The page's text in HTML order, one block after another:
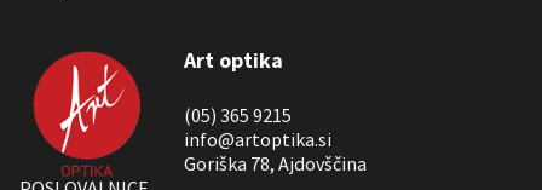
Art optika
(05) 365 9215
info@artoptika.si
Goriška 78, Ajdovščina